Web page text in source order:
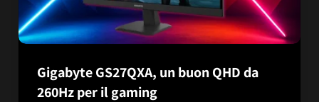
Gigabyte GS27QXA, un buon QHD da
260Hz per il gaming